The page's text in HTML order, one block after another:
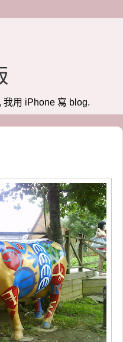
用 iPhone 寫 blog.